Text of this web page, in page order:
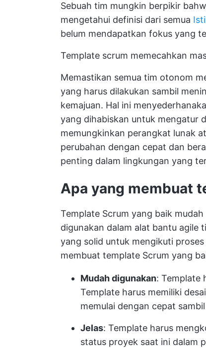
Sebuah tim mungkin berpikir
mengetahui definisi dari semua
belum mendapatkan fokus yang
Template scrum memecahkan
Memastikan semua tim otonom
yang harus dilakukan sambil
kemajuan. Hal ini
yang dihabiskan untuk mengatur
memungkinkan perangkat lunak
perubahan dengan cepat dan
penting dalam lingkungan yang
Apa yang membuat
Template Scrum yang baik
digunakan dalam alat bantu agile
yang solid untuk mengikuti
membuat template Scrum yang
Mudah digunakan: Template
Template harus memiliki
memulai dengan cepat
Jelas: Template harus
status proyek saat ini dalam